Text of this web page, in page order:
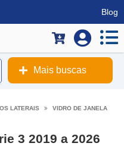
Blog
Mais buscas
LATERAIS VIDRO DE JANELA
3 2019 a 2026